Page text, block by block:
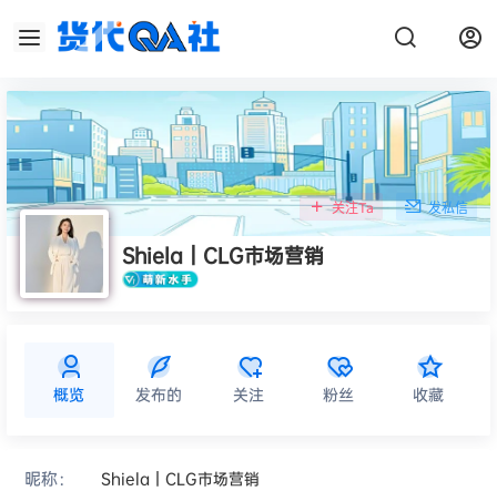
Shiela｜CLG市场营销
关注Ta 发私信
概览 发布的 关注 粉丝 收藏
昵称： Shiela｜CLG市场营销